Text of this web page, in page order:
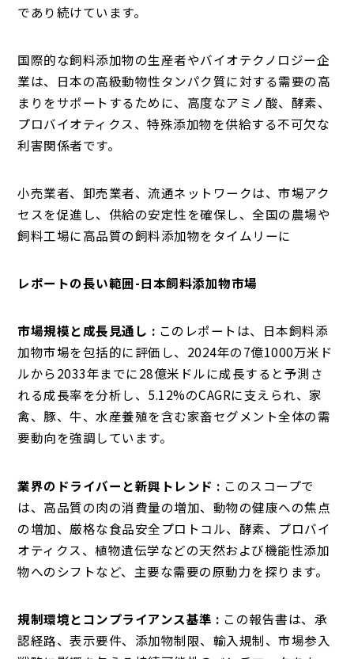
であり続けています。
国際的な飼料添加物の生産者やバイオテクノロジー企
業は、日本の高級動物性タンパク質に対する需要の高
まりをサポートするために、高度なアミノ酸、酵素、
プロバイオティクス、特殊添加物を供給する不可欠な
利害関係者です。
小売業者、卸売業者、流通ネットワークは、市場アク
セスを促進し、供給の安定性を確保し、全国の農場や
飼料工場に高品質の飼料添加物をタイムリーに
レポートの長い範囲-日本飼料添加物市場
市場規模と成長見通し : このレポートは、日本飼料添
加物市場を包括的に評価し、2024年の7億1000万米ド
ルから2033年までに28億米ドルに成長すると予測さ
れる成長率を分析し、5.12%のCAGRに支えられ、家
禽、豚、牛、水産養殖を含む家畜セグメント全体の需
要動向を強調しています。
業界のドライバーと新興トレンド : このスコープで
は、高品質の肉の消費量の増加、動物の健康への焦点
の増加、厳格な食品安全プロトコル、酵素、プロバイ
オティクス、植物遺伝学などの天然および機能性添加
物へのシフトなど、主要な需要の原動力を探ります。
規制環境とコンプライアンス基準 : この報告書は、承
認経路、表示要件、添加物制限、輸入規制、市場参入